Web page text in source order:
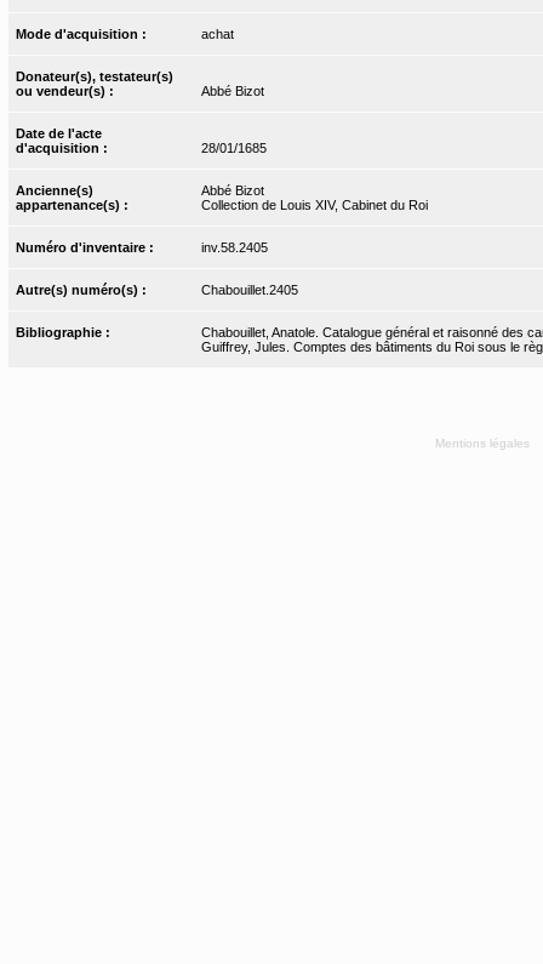
Mode d'acquisition : achat
Donateur(s), testateur(s)
ou vendeur(s) :
Abbé Bizot
Date de l'acte
d'acquisition :
28/01/1685
Ancienne(s)
appartenance(s) :
Abbé Bizot
Collection de Louis XIV, Cabinet du Roi
Numéro d'inventaire : inv.58.2405
Autre(s) numéro(s) : Chabouillet.2405
Bibliographie :
Chabouillet, Anatole. Catalogue général et raisonné des
Guiffrey, Jules. Comptes des bâtiments du Roi sous le
Mentions légales